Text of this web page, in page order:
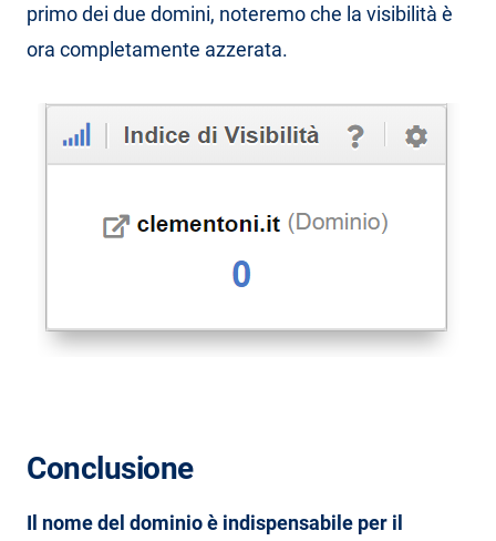
primo dei due domini, noteremo che la visibilità è
ora completamente azzerata.
Conclusione
Il nome del dominio è indispensabile per il